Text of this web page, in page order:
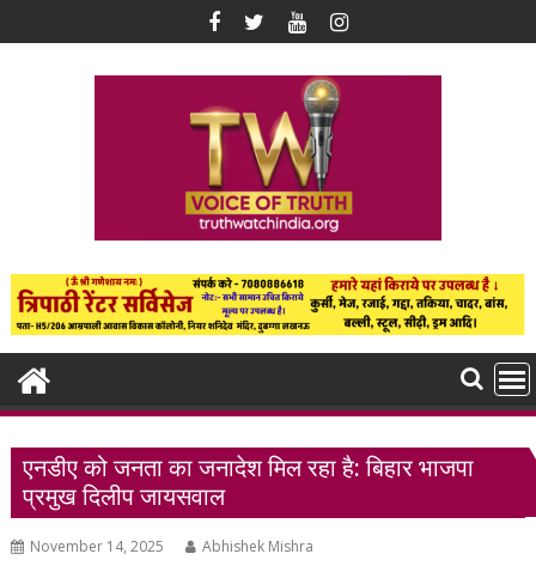
to
एनडीए को जनता का जनादेश मिल रहा है: बिहार भाजपा
प्रमुख दिलीप जायसवाल
November 14, 2025 Abhishek Mishra